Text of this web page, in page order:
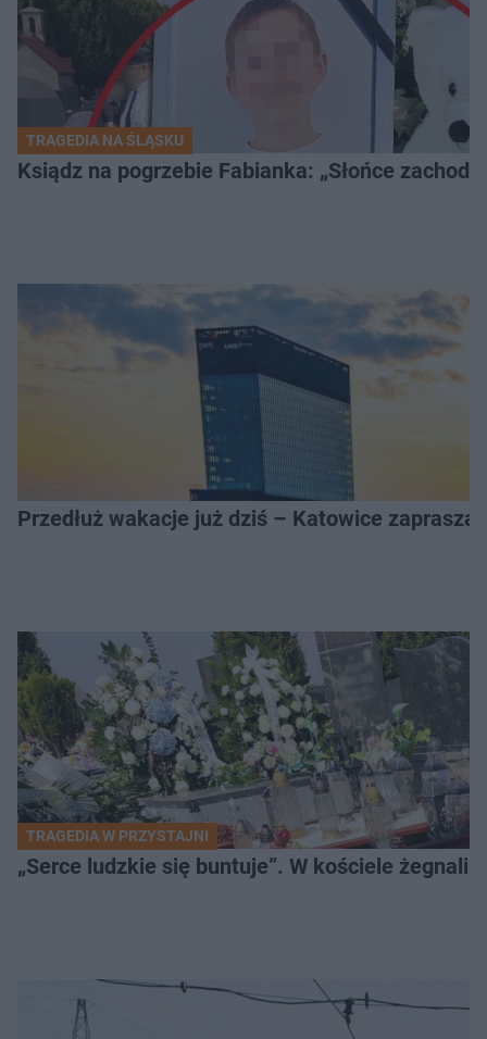
TRAGEDIA NA ŚLĄSKU
Ksiądz na pogrzebie Fabianka: „Słońce
Przedłuż wakacje już dziś – Katowice
TRAGEDIA W PRZYSTAJNI
„Serce ludzkie się buntuje”. W kościele żegnali